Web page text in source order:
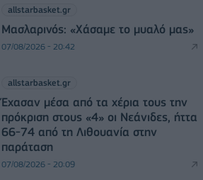
allstarbasket.gr
Μασλαρινός: «Χάσαμε το μυαλό μας»
07/08/2026 - 20:42
allstarbasket.gr
Έχασαν μέσα από τα χέρια τους την
πρόκριση στους «4» οι Νεάνιδες, ήττα
66-74 από τη Λιθουανία στην
παράταση
07/08/2026 - 20:09